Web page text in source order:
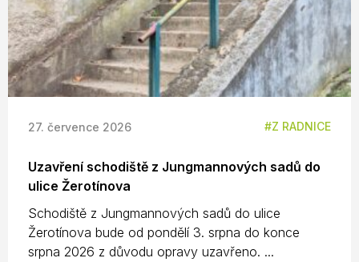
27. července 2026 Z RADNICE
Uzavření schodiště z Jungmannových sadů do
ulice Žerotínova
Schodiště z Jungmannových sadů do ulice
Žerotínova bude od pondělí 3. srpna do konce
srpna 2026 z důvodu opravy uzavřeno. ...